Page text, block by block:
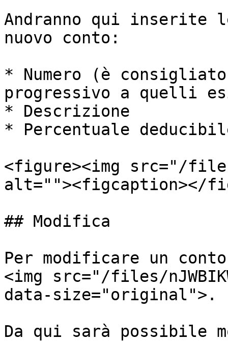
Andranno qui
nuovo conto:
* Numero (è
progressivo a quelli
* Descrizione
* Percentuale
<figure><img src="/files/
alt=""><figcaption></
## Modifica
Per modificare un
<img src="/files/
data-size="original">.
Da qui sarà possibile